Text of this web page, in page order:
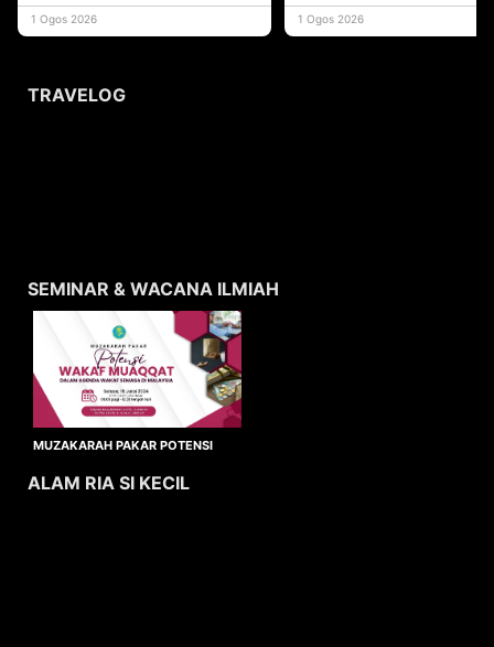
yang memberi ma
1 Ogos 2026
1 Ogos 2026
TRAVELOG
SEMINAR & WACANA ILMIAH
MUZAKARAH PAKAR POTENSI
ALAM RIA SI KECIL